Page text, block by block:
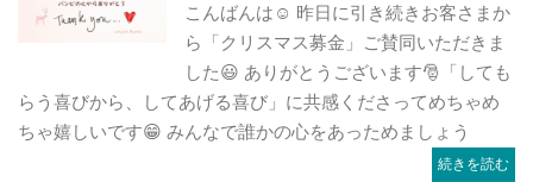
こんばんは☺️ 昨日に引き続きお客さまか
ら「クリスマス募金」ご賛同いただきま
した😃 ありがとうございます🎅「しても
らう喜びから、してあげる喜び」に共感くださってめちゃめ
ちゃ嬉しいです😁 みんなで誰かの心をあっためましょう
続きを読む